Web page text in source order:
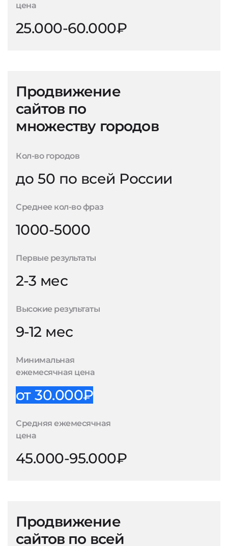
цена
25.000-60.000₽
Продвижение
сайтов по
множеству городов
Кол-во городов
до 50 по всей России
Среднее кол-во фраз
1000-5000
Первые результаты
2-3 мес
Высокие результаты
9-12 мес
Минимальная
ежемесячная цена
от 30.000₽
Средняя ежемесячная
цена
45.000-95.000₽
Продвижение
сайтов по всей